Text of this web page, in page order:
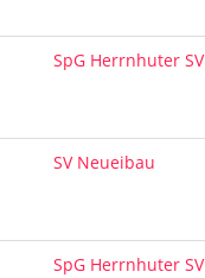
SpG Herrnhuter SV
SV Neueibau
SpG Herrnhuter SV